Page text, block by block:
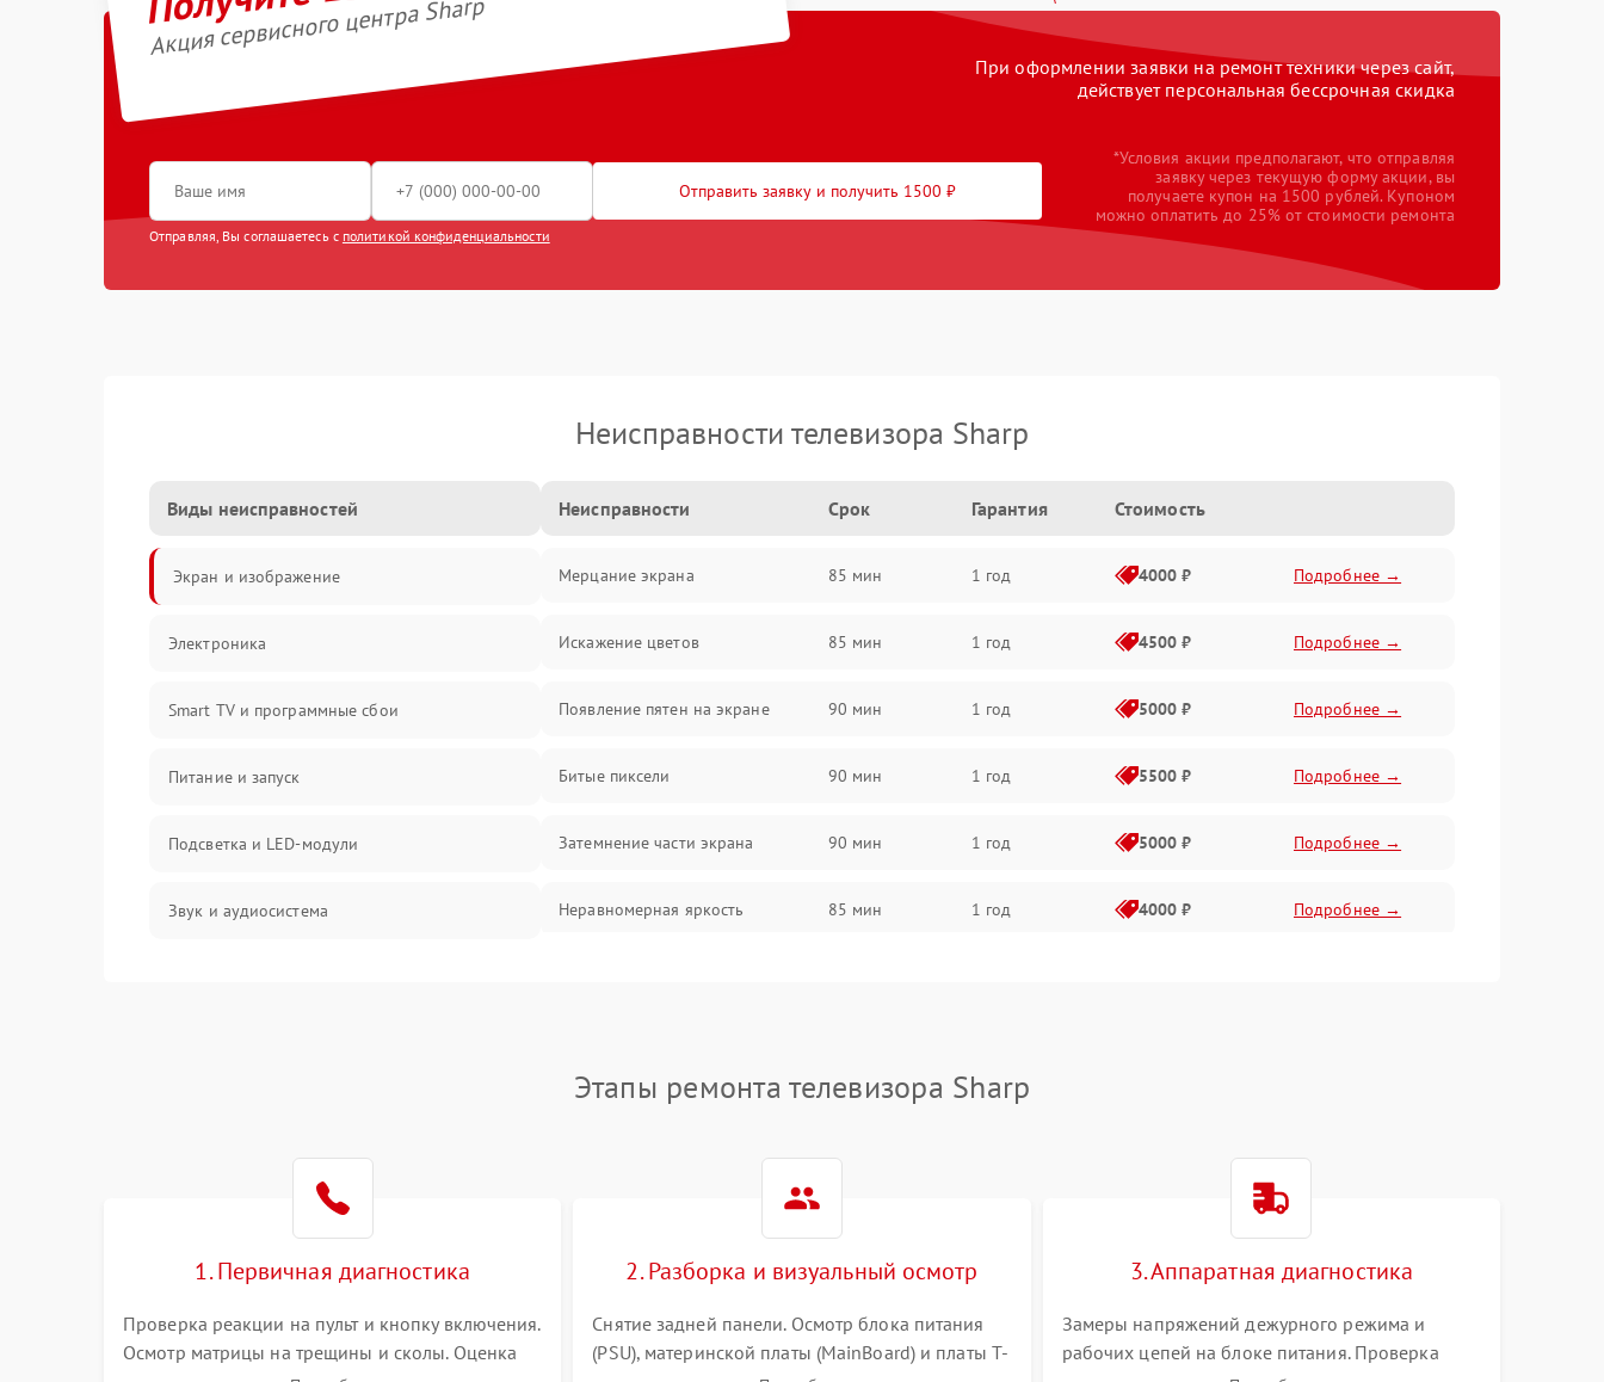
Акция сервисного центра Sharp
При оформлении заявки на ремонт техники через сайт,
действует персональная бессрочная скидка
Отправить заявку и получить 1500 ₽
Отправляя, Вы соглашаетесь с политикой конфиденциальности
*Условия акции предполагают, что отправляя
заявку через текущую форму акции, вы
получаете купон на 1500 рублей. Купоном
можно оплатить до 25% от стоимости ремонта
Неисправности телевизора Sharp
Виды неисправностей
Экран и изображение
Электроника
Smart TV и программные сбои
Питание и запуск
Подсветка и LED-модули
Звук и аудиосистема
Программное обеспечение
Корпус и механика
Неисправности Срок Гарантия Стоимость
Мерцание экрана 85 мин 1 год 4000 ₽ Подробнее →
Искажение цветов 85 мин 1 год 4500 ₽ Подробнее →
Появление пятен на экране 90 мин 1 год 5000 ₽ Подробнее →
Битые пиксели 90 мин 1 год 5500 ₽ Подробнее →
Затемнение части экрана 90 мин 1 год 5000 ₽ Подробнее →
Неравномерная яркость 85 мин 1 год 4000 ₽ Подробнее →
Этапы ремонта телевизора Sharp
1. Первичная диагностика
Проверка реакции на пульт и кнопку включения.
Осмотр матрицы на трещины и сколы. Оценка
2. Разборка и визуальный осмотр
Снятие задней панели. Осмотр блока питания
(PSU), материнской платы (MainBoard) и платы T-
3. Аппаратная диагностика
Замеры напряжений дежурного режима и
рабочих цепей на блоке питания. Проверка